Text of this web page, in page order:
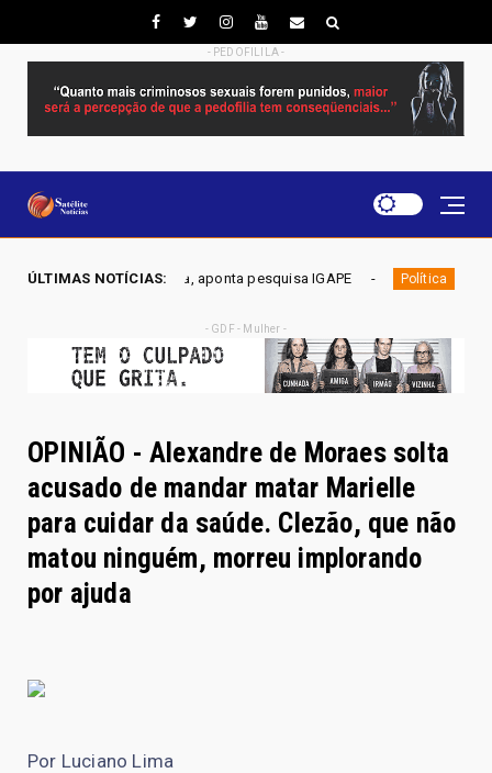
- PEDOFILILA -
ÚLTIMAS NOTÍCIAS:
aponta pesquisa IGAPE Política ELEIÇÕES DF 2026 -
- GDF - Mulher -
OPINIÃO - Alexandre de Moraes solta
acusado de mandar matar Marielle
para cuidar da saúde. Clezão, que não
matou ninguém, morreu implorando
por ajuda
Por Luciano Lima